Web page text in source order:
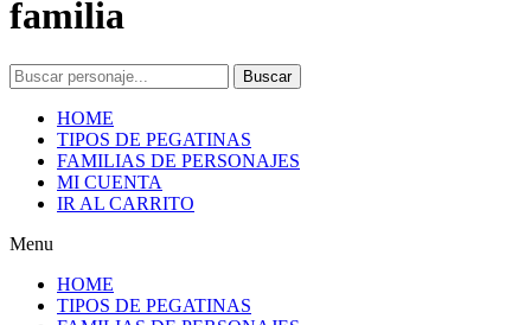
familia
Buscar
HOME
TIPOS DE PEGATINAS
FAMILIAS DE PERSONAJES
MI CUENTA
IR AL CARRITO
Menu
HOME
TIPOS DE PEGATINAS